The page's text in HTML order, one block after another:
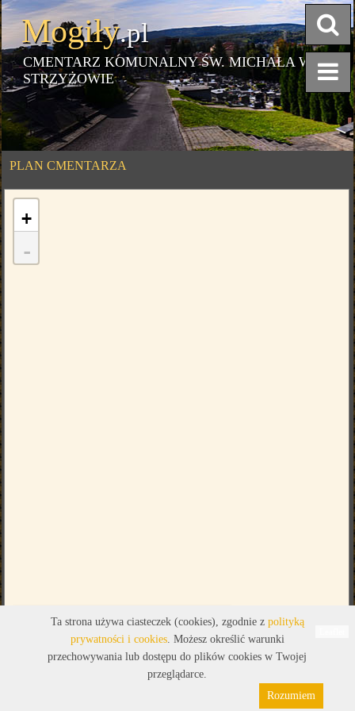
Mogiły.pl
CMENTARZ KOMUNALNY ŚW. MICHAŁA W
STRZYŻOWIE
PLAN CMENTARZA
Legenda
+
-
Pliki cookies
Ta strona używa ciasteczek (cookies), zgodnie z polityką
prywatności i cookies. Możesz określić warunki
przechowywania lub dostępu do plików cookies w Twojej
przeglądarce.
Rozumiem